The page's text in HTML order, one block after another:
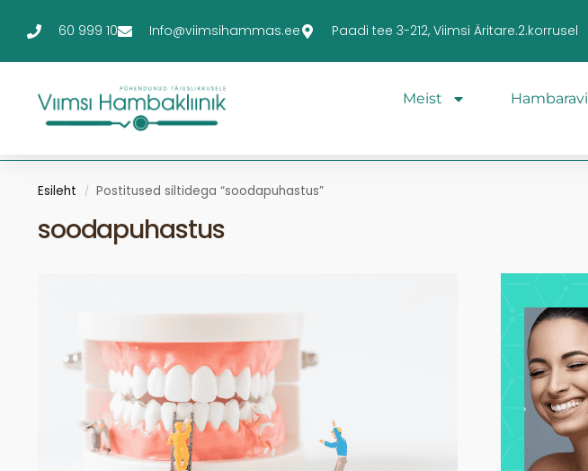
60 999 10 Info@viimsihammas.ee Paadi tee 3-212, Viimsi Äritare.2.korrusel
Meist Hambaravi
Esileht / Postitused siltidega “soodapuhastus”
soodapuhastus